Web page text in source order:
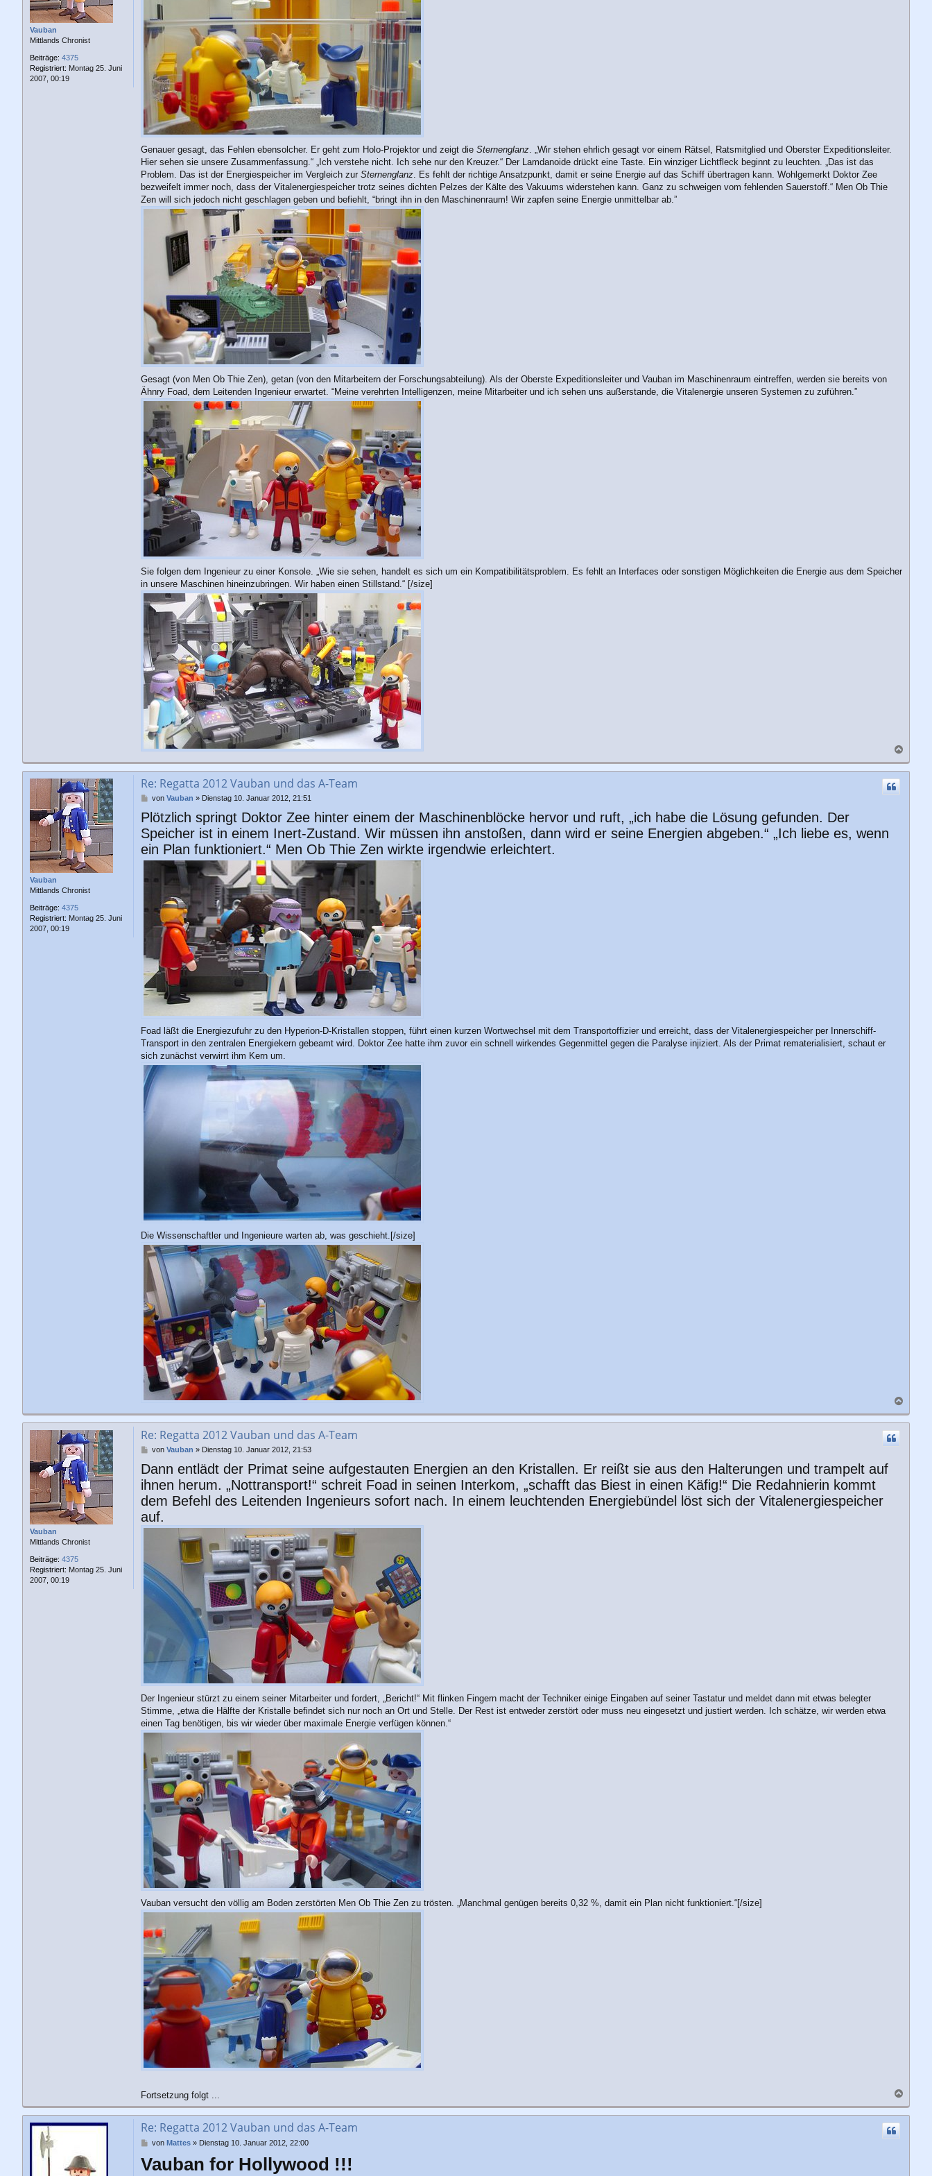
Vauban
Mittlands Chronist
Beiträge: 4375
Registriert: Montag 25. Juni
2007, 00:19
Genauer gesagt, das Fehlen ebensolcher. Er geht zum Holo-Projektor und zeigt die Sternenglanz . „Wir stehen ehrlich gesagt vor einem Rätsel, Ratsmitglied und Oberster Expeditionsleiter.
Hier sehen sie unsere Zusammenfassung.“ „Ich verstehe nicht. Ich sehe nur den Kreuzer.“ Der Lamdanoide drückt eine Taste. Ein winziger Lichtfleck beginnt zu leuchten. „Das ist das
Problem. Das ist der Energiespeicher im Vergleich zur Sternenglanz . Es fehlt der richtige Ansatzpunkt, damit er seine Energie auf das Schiff übertragen kann. Wohlgemerkt Doktor Zee
bezweifelt immer noch, dass der Vitalenergiespeicher trotz seines dichten Pelzes der Kälte des Vakuums widerstehen kann. Ganz zu schweigen vom fehlenden Sauerstoff.“ Men Ob Thie
Zen will sich jedoch nicht geschlagen geben und befiehlt, “bringt ihn in den Maschinenraum! Wir zapfen seine Energie unmittelbar ab.”
Gesagt (von Men Ob Thie Zen), getan (von den Mitarbeitern der Forschungsabteilung). Als der Oberste Expeditionsleiter und Vauban im Maschinenraum eintreffen, werden sie bereits von
Ähnry Foad, dem Leitenden Ingenieur erwartet. “Meine verehrten Intelligenzen, meine Mitarbeiter und ich sehen uns außerstande, die Vitalenergie unseren Systemen zu zuführen.”
Sie folgen dem Ingenieur zu einer Konsole. „Wie sie sehen, handelt es sich um ein Kompatibilitätsproblem. Es fehlt an Interfaces oder sonstigen Möglichkeiten die Energie aus dem Speicher
in unsere Maschinen hineinzubringen. Wir haben einen Stillstand.“ [/size]
a
c
Vauban
Mittlands Chronist
Beiträge: 4375
Registriert: Montag 25. Juni
2007, 00:19
Re: Regatta 2012 Vauban und das A-Team
B
i
t
r
g
von Vauban » Dienstag 10. Januar 2012, 21:51
Plötzlich springt Doktor Zee hinter einem der Maschinenblöcke hervor und ruft, „ich habe die Lösung gefunden. Der
Speicher ist in einem Inert-Zustand. Wir müssen ihn anstoßen, dann wird er seine Energien abgeben.“ „Ich liebe es, wenn
ein Plan funktioniert.“ Men Ob Thie Zen wirkte irgendwie erleichtert.
Foad läßt die Energiezufuhr zu den Hyperion-D-Kristallen stoppen, führt einen kurzen Wortwechsel mit dem Transportoffizier und erreicht, dass der Vitalenergiespeicher per Innerschiff-
Transport in den zentralen Energiekern gebeamt wird. Doktor Zee hatte ihm zuvor ein schnell wirkendes Gegenmittel gegen die Paralyse injiziert. Als der Primat rematerialisiert, schaut er
sich zunächst verwirrt ihm Kern um.
Die Wissenschaftler und Ingenieure warten ab, was geschieht.[/size]
a
c
Vauban
Mittlands Chronist
Beiträge: 4375
Registriert: Montag 25. Juni
2007, 00:19
Re: Regatta 2012 Vauban und das A-Team
B
i
t
r
a
von Vauban » Dienstag 10. Januar 2012, 21:53
Dann entlädt der Primat seine aufgestauten Energien an den Kristallen. Er reißt sie aus den Halterungen und trampelt auf
ihnen herum. „Nottransport!“ schreit Foad in seinen Interkom, „schafft das Biest in einen Käfig!“ Die Redahnierin kommt
dem Befehl des Leitenden Ingenieurs sofort nach. In einem leuchtenden Energiebündel löst sich der Vitalenergiespeicher
auf.
Der Ingenieur stürzt zu einem seiner Mitarbeiter und fordert, „Bericht!“ Mit flinken Fingern macht der Techniker einige Eingaben auf seiner Tastatur und meldet dann mit etwas belegter
Stimme, „etwa die Hälfte der Kristalle befindet sich nur noch an Ort und Stelle. Der Rest ist entweder zerstört oder muss neu eingesetzt und justiert werden. Ich schätze, wir werden etwa
einen Tag benötigen, bis wir wieder über maximale Energie verfügen können.“
Vauban versucht den völlig am Boden zerstörten Men Ob Thie Zen zu trösten. „Manchmal genügen bereits 0,32 %, damit ein Plan nicht funktioniert.“[/size]
Fortsetzung folgt ...
a
c
Re: Regatta 2012 Vauban und das A-Team
B
i
von Mattes» Dienstag 10. Januar 2012, 22:00
Vauban for Hollywood !!!